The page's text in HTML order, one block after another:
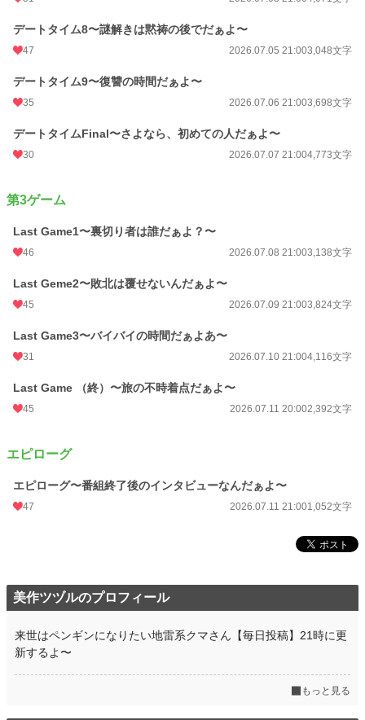
デートタイム8〜謎解きは黙祷の後でだぁよ〜
47 2026.07.05 21:003,048文字
デートタイム9〜復讐の時間だぁよ〜
35 2026.07.06 21:003,698文字
デートタイムFinal〜さよなら、初めての人だぁよ〜
30 2026.07.07 21:004,773文字
第3ゲーム
Last Game1〜裏切り者は誰だぁよ？〜
46 2026.07.08 21:003,138文字
Last Geme2〜敗北は覆せないんだぁよ〜
45 2026.07.09 21:003,824文字
Last Game3〜バイバイの時間だぁよあ〜
31 2026.07.10 21:004,116文字
Last Game （終）〜旅の不時着点だぁよ〜
45 2026.07.11 20:002,392文字
エピローグ
エピローグ〜番組終了後のインタビューなんだぁよ〜
47 2026.07.11 21:001,052文字
美作ツヅルのプロフィール
来世はペンギンになりたい地雷系クマさん【毎日投稿】21時に更
新するよ〜
もっと見る